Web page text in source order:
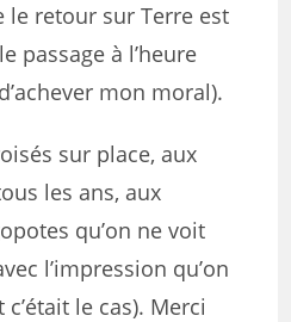
le retour sur Terre est
passage à l’heure
mon moral).
sur place, aux
les ans, aux
qu’on ne voit
l’impression qu’on
le cas). Merci